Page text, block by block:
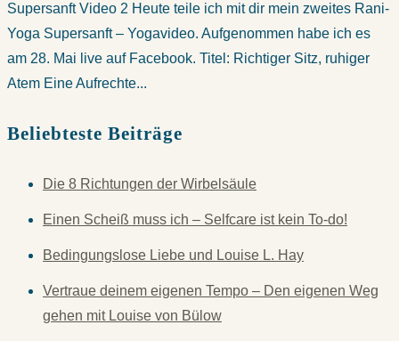
Supersanft Video 2 Heute teile ich mit dir mein zweites Rani-
Yoga Supersanft – Yogavideo. Aufgenommen habe ich es
am 28. Mai live auf Facebook. Titel: Richtiger Sitz, ruhiger
Atem Eine Aufrechte...
Beliebteste Beiträge
Die 8 Richtungen der Wirbelsäule
Einen Scheiß muss ich – Selfcare ist kein To-do!
Bedingungslose Liebe und Louise L. Hay
Vertraue deinem eigenen Tempo – Den eigenen Weg
gehen mit Louise von Bülow